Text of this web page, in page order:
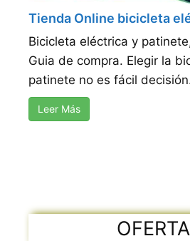
Tienda Online bicicleta
Bicicleta eléctrica y
Guia de compra. Elegir la
patinete no es fácil
Leer Más